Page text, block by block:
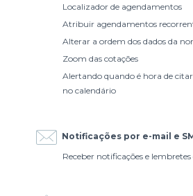
Localizador de agendamentos
Atribuir agendamentos
Alterar a ordem dos dados da
Zoom das cotações
Alertando quando é hora de
no calendário
Notificações por e-mail e
Receber notificações e